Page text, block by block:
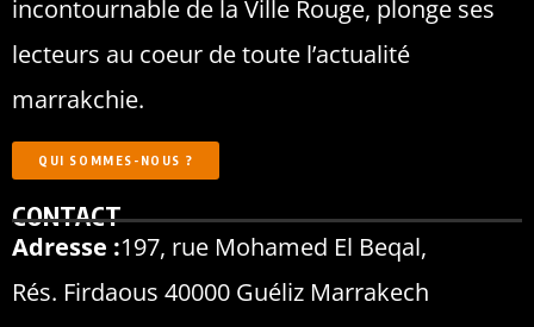
incontournable de la Ville Rouge, plonge ses
lecteurs au coeur de toute l’actualité
marrakchie.
QUI SOMMES-NOUS ?
CONTACT
Adresse :197, rue Mohamed El Beqal,
Rés. Firdaous 40000 Guéliz Marrakech